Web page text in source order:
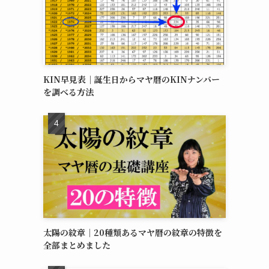
KIN早見表｜誕生日からマヤ暦のKINナンバー
を調べる方法
太陽の紋章｜20種類あるマヤ暦の紋章の特徴を
全部まとめました